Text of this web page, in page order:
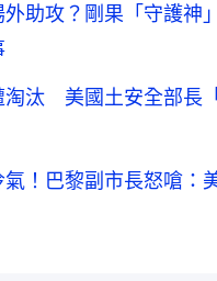
助攻？剛果「守護神
淘汰 美國土安全部長
！巴黎副市長怒嗆：